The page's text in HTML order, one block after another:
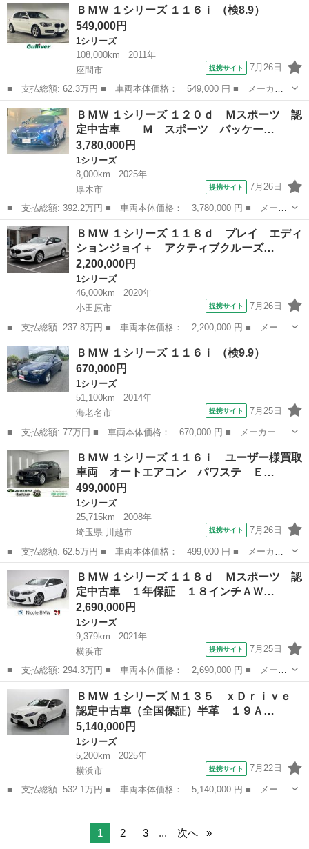
ｉ スポーツ 走行５．１万ｋｍ ナビ ＥＴＣ Ｂカメラ 禁煙
評価４．５点 ...
神奈川 横浜市
ＢＭＷ １シリーズ １１６ｉ （検8.9）
549,000円
1シリーズ
108,000km
2011年
座間市
提携サイト 7月26日
■ 支払総額: 62.3万円 ■ 車両本体価格： 549,000 円 ■ メーカー
名： ＢＭＷ ■ 車種名： １シリーズ ■ グレード名： １１６ｉ
■ 排気量： 1600cc ■ ドア枚数： 5D ■ ミッション： MT...
神奈川 座間市
ＢＭＷ １シリーズ １２０ｄ Ｍスポーツ 認
定中古車 Ｍ スポーツ パッケー…
3,780,000円
1シリーズ
8,000km
2025年
厚木市
提携サイト 7月26日
■ 支払総額: 392.2万円 ■ 車両本体価格： 3,780,000 円 ■ メーカ
ー名： ＢＭＷ ■ 車種名： １シリーズ ■ グレード名： １２０
ｄ Ｍスポーツ 認定中古車 Ｍ スポーツ パッケージ コンフ
ォートア...
神奈川 厚木市 1シリーズ
ＢＭＷ １シリーズ １１８ｄ プレイ エディ
ションジョイ＋ アクティブクルーズ…
2,200,000円
1シリーズ
46,000km
2020年
小田原市
提携サイト 7月26日
■ 支払総額: 237.8万円 ■ 車両本体価格： 2,200,000 円 ■ メーカ
ー名： ＢＭＷ ■ 車種名： １シリーズ ■ グレード名： １１８
ｄ プレイ エディションジョイ＋ アクティブクルーズコントロー
ル オー...
神奈川 小田原市 1シリーズ
ＢＭＷ １シリーズ １１６ｉ （検9.9）
670,000円
1シリーズ
51,100km
2014年
海老名市
提携サイト 7月25日
■ 支払総額: 77万円 ■ 車両本体価格： 670,000 円 ■ メーカー
名： ＢＭＷ ■ 車種名： １シリーズ ■ グレード名： １１６ｉ
■ 排気量： 1600cc ■ ドア枚数： 5D ■ ミッション： AT8速...
神奈川 海老名市 1シリーズ
ＢＭＷ １シリーズ １１６ｉ ユーザー様買取
車両 オートエアコン パワステ Ｅ…
499,000円
1シリーズ
25,715km
2008年
埼玉県 川越市
提携サイト 7月26日
■ 支払総額: 62.5万円 ■ 車両本体価格： 499,000 円 ■ メーカー
名： ＢＭＷ ■ 車種名： １シリーズ ■ グレード名： １１６
ｉ ユーザー様買取車両 オートエアコン パワステ ＥＴＣ ＡＢ
Ｓ 電動格納ミ...
埼玉 川越市
ＢＭＷ １シリーズ １１８ｄ Ｍスポーツ 認
定中古車 １年保証 １８インチＡＷ…
2,690,000円
1シリーズ
9,379km
2021年
横浜市
提携サイト 7月25日
■ 支払総額: 294.3万円 ■ 車両本体価格： 2,690,000 円 ■ メーカ
ー名： ＢＭＷ ■ 車種名： １シリーズ ■ グレード名： １１８
ｄ Ｍスポーツ 認定中古車 １年保証 １８インチＡＷ アクティ
ブクルー...
神奈川 横浜市
ＢＭＷ １シリーズ Ｍ１３５ ｘＤｒｉｖｅ
認定中古車（全国保証）半革 １９Ａ…
5,140,000円
1シリーズ
5,200km
2025年
横浜市
提携サイト 7月22日
■ 支払総額: 532.1万円 ■ 車両本体価格： 5,140,000 円 ■ メーカ
ー名： ＢＭＷ ■ 車種名： １シリーズ ■ グレード名： Ｍ１３
1 2 3 ... 次へ